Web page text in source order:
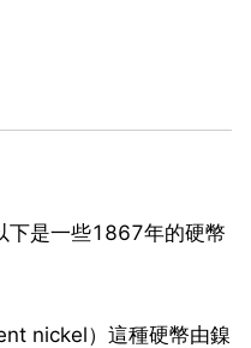
下是一些1867年的硬幣
nickel）這種硬幣由鎳